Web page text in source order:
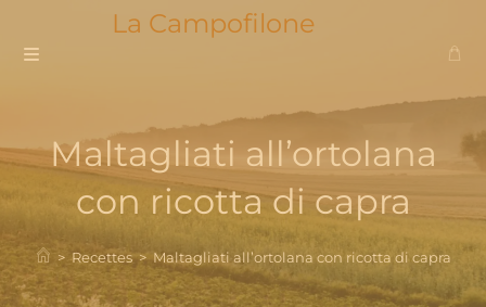
content
La Campofilone
Maltagliati all’ortolana
con ricotta di capra
> Recettes > Maltagliati all’ortolana con ricotta di capra